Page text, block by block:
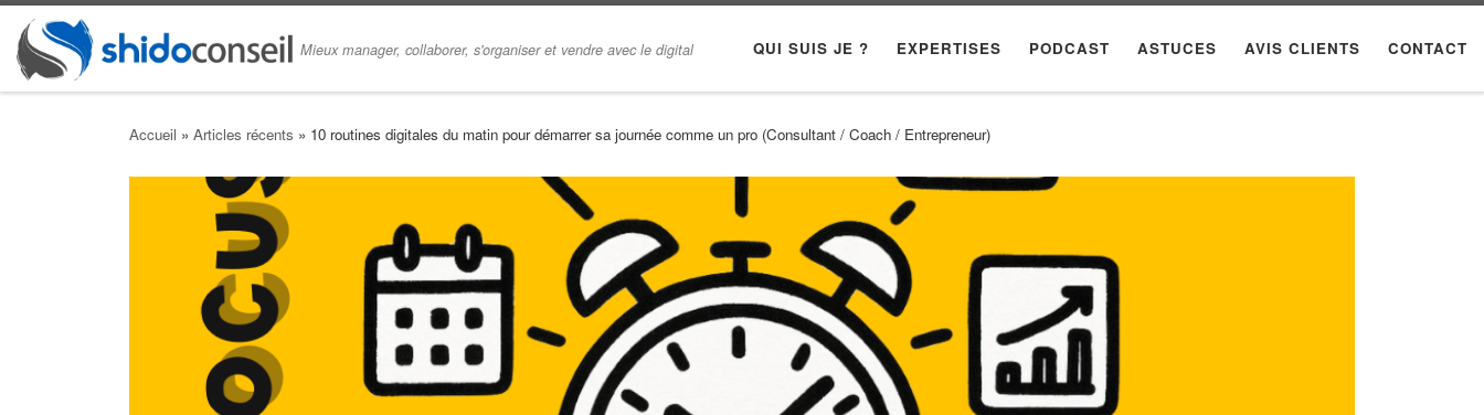
Skip to content
Mieux manager, collaborer, s'organiser et vendre avec le digital QUI SUIS JE ? EXPERTISES PODCAST ASTUCES AVIS CLIENTS CONTACT
Accueil » Articles récents » 10 routines digitales du matin pour démarrer sa journée comme un pro (Consultant / Coach / Entrepreneur)